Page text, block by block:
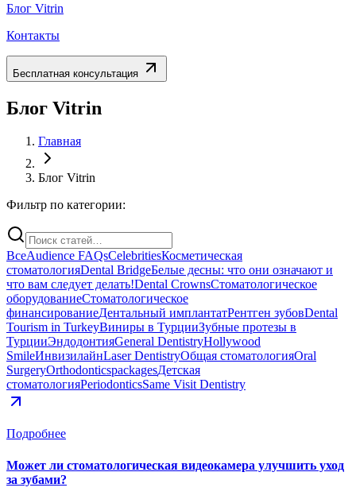
Блог Vitrin
Контакты
Бесплатная консультация
Блог Vitrin
Главная
Блог Vitrin
Фильтр по категории:
ВсеAudience FAQsCelebritiesКосметическая
стоматологияDental BridgeБелые десны: что они означают и
что вам следует делать!Dental CrownsСтоматологическое
оборудованиеСтоматологическое
финансированиеДентальный имплантатРентген зубовDental
Tourism in TurkeyВиниры в ТурцииЗубные протезы в
ТурцииЭндодонтияGeneral DentistryHollywood
SmileИнвизилайнLaser DentistryОбщая стоматологияOral
SurgeryOrthodonticspackagesДетская
стоматологияPeriodonticsSame Visit Dentistry
Подробнее
Может ли стоматологическая видеокамера улучшить уход
за зубами?